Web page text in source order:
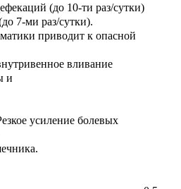
(до 10-ти раз/сутки)
7-ми раз/сутки).
приводит к опасной
вливание
и
усиление болевых